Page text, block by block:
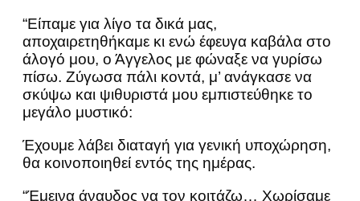
“Είπαμε για λίγο τα δικά μας,
αποχαιρετηθήκαμε κι ενώ έφευγα καβάλα στο
άλογό μου, ο Άγγελος με φώναξε να γυρίσω
πίσω. Ζύγωσα πάλι κοντά, μ’ ανάγκασε να
σκύψω και ψιθυριστά μου εμπιστεύθηκε το
μεγάλο μυστικό:
Έχουμε λάβει διαταγή για γενική υποχώρηση,
θα κοινοποιηθεί εντός της ημέρας.
“Έμεινα άναυδος να τον κοιτάζω… Χωρίσαμε